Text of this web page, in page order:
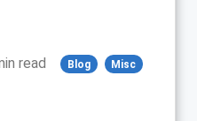
read Blog Misc